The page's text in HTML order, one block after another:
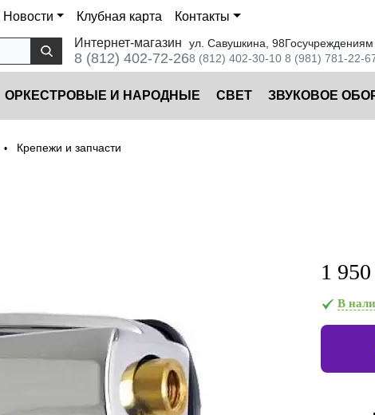
Новости Клубная карта
Контакты
Интернет-магазин
8 (812) 402-72-26
ул. Савушкина, 98
8 (812) 402-30-10
Госучреждениям
8 (981) 781-22-
ОРКЕСТРОВЫЕ И НАРОДНЫЕ CВЕТ ЗВУКОВОЕ
• Крепежи и запчасти
1
В